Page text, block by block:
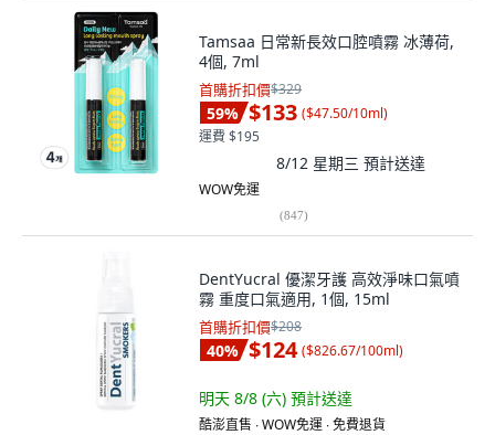
Tamsaa 日常新長效口腔噴霧 冰薄荷,
4個, 7ml
首購折扣價$329
59% $133 ($47.50/10ml)
運費 $195
8/12 星期三 預計送達
WOW免運
(847)
DentYucral 優潔牙護 高效淨味口氣噴
霧 重度口氣適用, 1個, 15ml
首購折扣價$208
40% $124 ($826.67/100ml)
明天 8/8 (六) 預計送達
酷澎直售 ∙ WOW免運 ∙ 免費退貨